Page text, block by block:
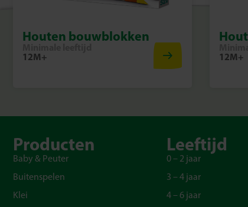
Houten bouwblokken
12M+
12M+
Producten
Baby & Peuter
Buitenspelen
Klei
Leeftijd
0 – 2 jaar
3 – 4 jaar
4 – 6 jaar